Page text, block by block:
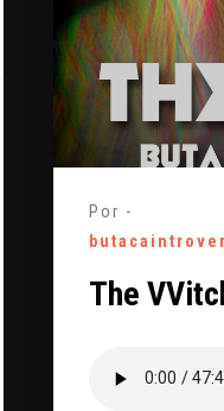
Por -
The